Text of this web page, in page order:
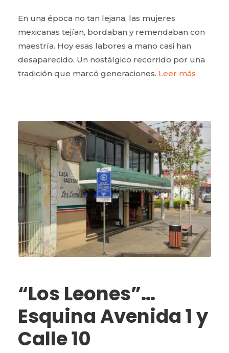
En una época no tan lejana, las mujeres
mexicanas tejían, bordaban y remendaban con
maestría. Hoy esas labores a mano casi han
desaparecido. Un nostálgico recorrido por una
tradición que marcó generaciones. Leer más
“Los Leones”…
Esquina Avenida 1 y
Calle 10